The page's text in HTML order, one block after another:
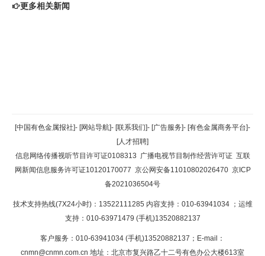
更多相关新闻
返回顶部
返回首页
[中国有色金属报社]- [网站导航]- [联系我们]- [广告服务]- [有色金属商务平台]-
[人才招聘]
信息网络传播视听节目许可证0108313 广播电视节目制作经营许可证 互联
网新闻信息服务许可证10120170077 京公网安备11010802026470 京ICP
备2021036504号
技术支持热线(7X24小时)：13522111285 内容支持：010-63941034 ；运维
支持：010-63971479 (手机)13520882137
客户服务：010-63941034 (手机)13520882137；E-mail：
cnmn@cnmn.com.cn 地址：北京市复兴路乙十二号有色办公大楼613室